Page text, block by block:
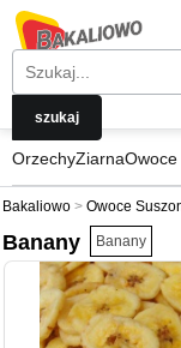
OrzechyZiarna
Bakaliowo Owoce
Banany Banany